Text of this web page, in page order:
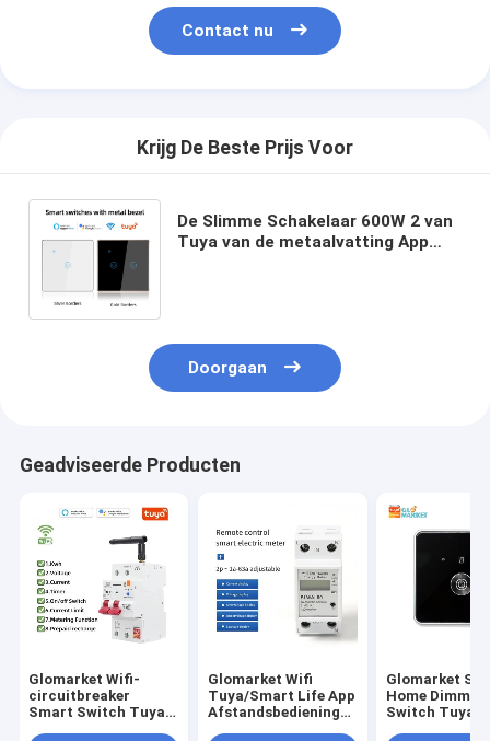
Contact nu
Krijg De Beste Prijs Voor
De Slimme Schakelaar 600W 2 van
Tuya van de metaalvatting App
Doorgaan
Geadviseerde Producten
Glomarket Wifi-
circuitbreaker
Smart Switch Tuya
Glomarket Wifi
Tuya/Smart Life App
Afstandsbediening
Glomarket
Home Dimmer
Switch Tuya